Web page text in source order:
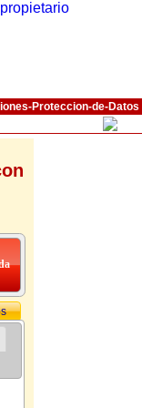
Proteccion-de-Datos